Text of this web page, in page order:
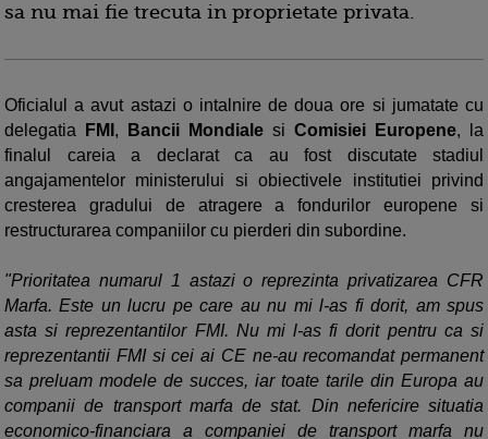
sa nu mai fie trecuta in proprietate privata.
Oficialul a avut astazi o intalnire de doua ore si jumatate cu
delegatia
FMI , Bancii Mondiale si Comisiei Europene, la
finalul careia a declarat ca au fost discutate stadiul
angajamentelor ministerului si obiectivele institutiei privind
cresterea gradului de atragere a fondurilor europene si
restructurarea companiilor cu pierderi din subordine.
"Prioritatea numarul 1 astazi o reprezinta privatizarea CFR
Marfa. Este un lucru pe care au nu mi l-as fi dorit, am spus
asta si reprezentantilor FMI. Nu mi l-as fi dorit pentru ca si
reprezentantii FMI si cei ai CE ne-au recomandat permanent
sa preluam modele de succes, iar toate tarile din Europa au
companii de transport marfa de stat. Din nefericire situatia
economico-financiara a companiei de transport marfa nu